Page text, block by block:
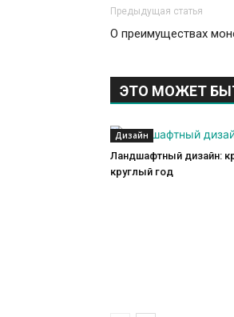
Предыдущая статья
О преимуществах
ЭТО МОЖЕТ
Дизайн
Ландшафтный дизайн:
круглый год